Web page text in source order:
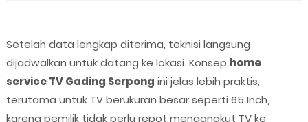
Setelah data lengkap diterima, teknisi langsung
dijadwalkan untuk datang ke lokasi. Konsep home
service TV Gading Serpong ini jelas lebih praktis,
terutama untuk TV berukuran besar seperti 65 Inch,
karena pemilik tidak perlu repot mengangkut TV ke